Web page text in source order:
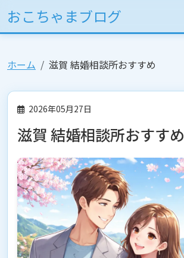
おこちゃまブログ
ホーム 滋賀 結婚相談所おすすめ
2026年05月27日
滋賀 結婚相談所おすすめ